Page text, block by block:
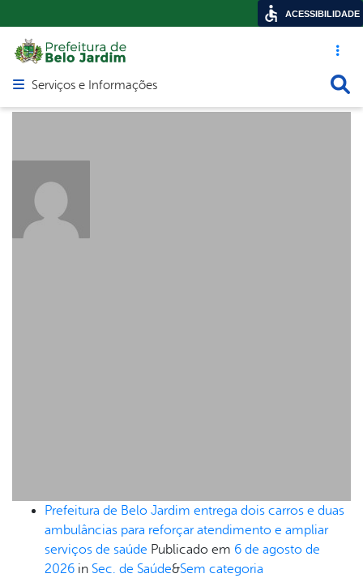
Acesso
Abrir menu principal de navegação
Serviços e Informações
Prefeitura de Belo Jardim entrega dois carros e duas
ambulâncias para reforçar atendimento e ampliar
serviços de saúde Publicado em 6 de agosto de
2026 in Sec. de Saúde&Sem categoria
ACESSIBILIDADE